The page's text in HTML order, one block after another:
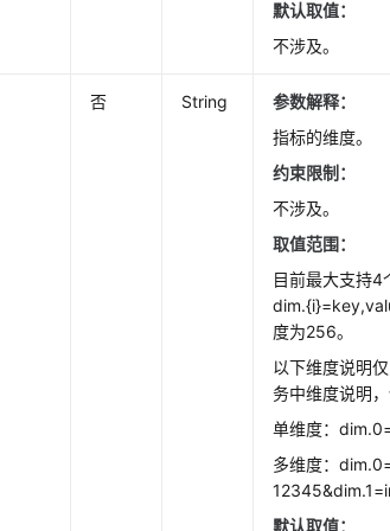
默认取值：
不涉及。
否 String
参数解释：
指标的维度。
约束限制：
不涉及。
取值范围：
目前最大支持4
度为256。
以下维度说明
务中维度说明
单维度：
多维度：
默认取值：